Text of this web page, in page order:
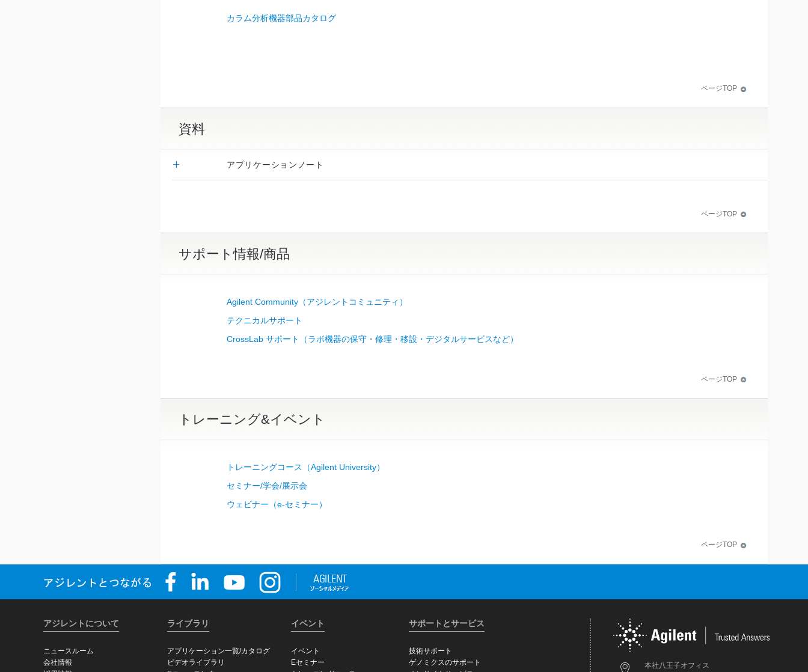
カラム分析機器部品カタログ
ページTOP
資料
アプリケーションノート
ページTOP
サポート情報/商品
Agilent Community（アジレントコミュニティ）
テクニカルサポート
CrossLab サポート（ラボ機器の保守・修理・移設・デジタルサービスなど）
ページTOP
トレーニング&イベント
トレーニングコース（Agilent University）
セミナー/学会/展示会
ウェビナー（e-セミナー）
ページTOP
本社八王子オフィス
アジレントについて
ニュースルーム
会社情報
ライブラリ
アプリケーション一覧/カタログ
ビデオライブラリ
イベント
イベント
Eセミナー
サポートとサービス
技術サポート
ゲノミクスのサポート